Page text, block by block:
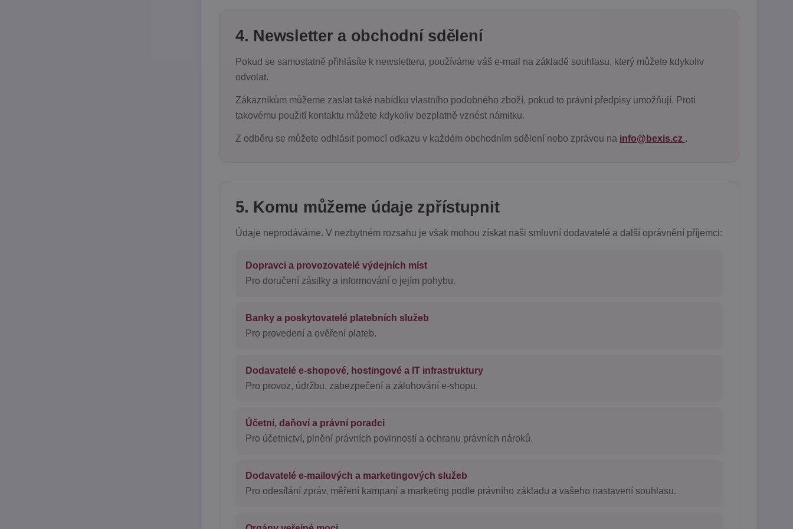
4. Newsletter a obchodní sdělení
Pokud se samostatně přihlásíte k newsletteru, používáme váš e-mail na základě souhlasu, který můžete kdykoliv
odvolat.
Zákazníkům můžeme zaslat také nabídku vlastního podobného zboží, pokud to právní předpisy umožňují. Proti
takovému použití kontaktu můžete kdykoliv bezplatně vznést námitku.
Z odběru se můžete odhlásit pomocí odkazu v každém obchodním sdělení nebo zprávou na info@bexis.cz .
5. Komu můžeme údaje zpřístupnit
Údaje neprodáváme. V nezbytném rozsahu je však mohou získat naši smluvní dodavatelé a další oprávnění příjemci:
Dopravci a provozovatelé výdejních míst
Pro doručení zásilky a informování o jejím pohybu.
Banky a poskytovatelé platebních služeb
Pro provedení a ověření plateb.
Dodavatelé e-shopové, hostingové a IT infrastruktury
Pro provoz, údržbu, zabezpečení a zálohování e-shopu.
Účetní, daňoví a právní poradci
Pro účetnictví, plnění právních povinností a ochranu právních nároků.
Dodavatelé e-mailových a marketingových služeb
Pro odesílání zpráv, měření kampaní a marketing podle právního základu a vašeho nastavení souhlasu.